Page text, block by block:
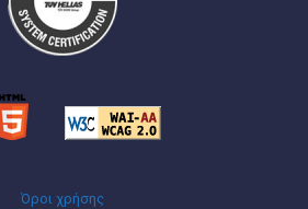
Όροι χρήσης